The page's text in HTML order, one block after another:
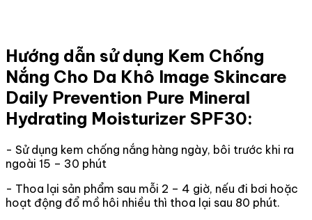
Hướng dẫn sử dụng Kem Chống
Nắng Cho Da Khô Image Skincare
Daily Prevention Pure Mineral
Hydrating Moisturizer SPF30:
- Sử dụng kem chống nắng hàng ngày, bôi trước khi ra
ngoài 15 – 30 phút
- Thoa lại sản phẩm sau mỗi 2 – 4 giờ, nếu đi bơi hoặc
hoạt động đổ mồ hôi nhiều thì thoa lại sau 80 phút.